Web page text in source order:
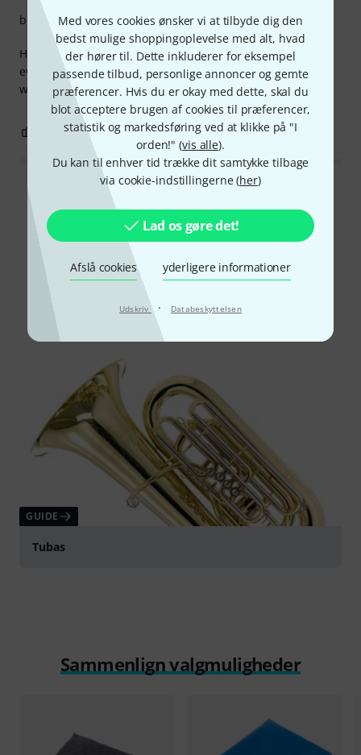
Med vores cookies ønsker vi at tilbyde dig den
bedst mulige shoppingoplevelse med alt, hvad
der hører til. Dette inkluderer for eksempel
passende tilbud, personlige annoncer og gemte
præferencer. Hvis du er okay med dette, skal du
blot acceptere brugen af cookies til præferencer,
statistik og markedsføring ved at klikke på "I
orden!" (vis alle).
Du kan til enhver tid trække dit samtykke tilbage
via cookie-indstillingerne (her)
Lad os gøre det!
Afslå cookies yderligere informationer
Udskriv · Databeskyttelsen
High quality and that suede feeling is amazing. It removes
every stain every time and truly polishes the surface. I
would buy it again.
beskyttelse
0 ANMELD BEDØMMELSE
Vidste du?
Alle Guide
GUIDE
Tubas
Sammenlign valgmuligheder